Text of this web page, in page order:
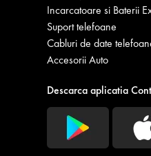
Incarcatoare si Baterii
Suport telefoane
Cabluri de date
Accesorii Auto
Descarca aplicatia